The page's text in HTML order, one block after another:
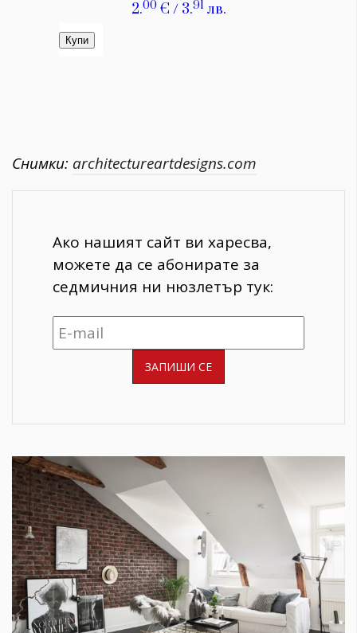
Снимки: architectureartdesigns.com
Ако нашият сайт ви харесва,
можете да се абонирате за
седмичния ни нюзлетър тук: